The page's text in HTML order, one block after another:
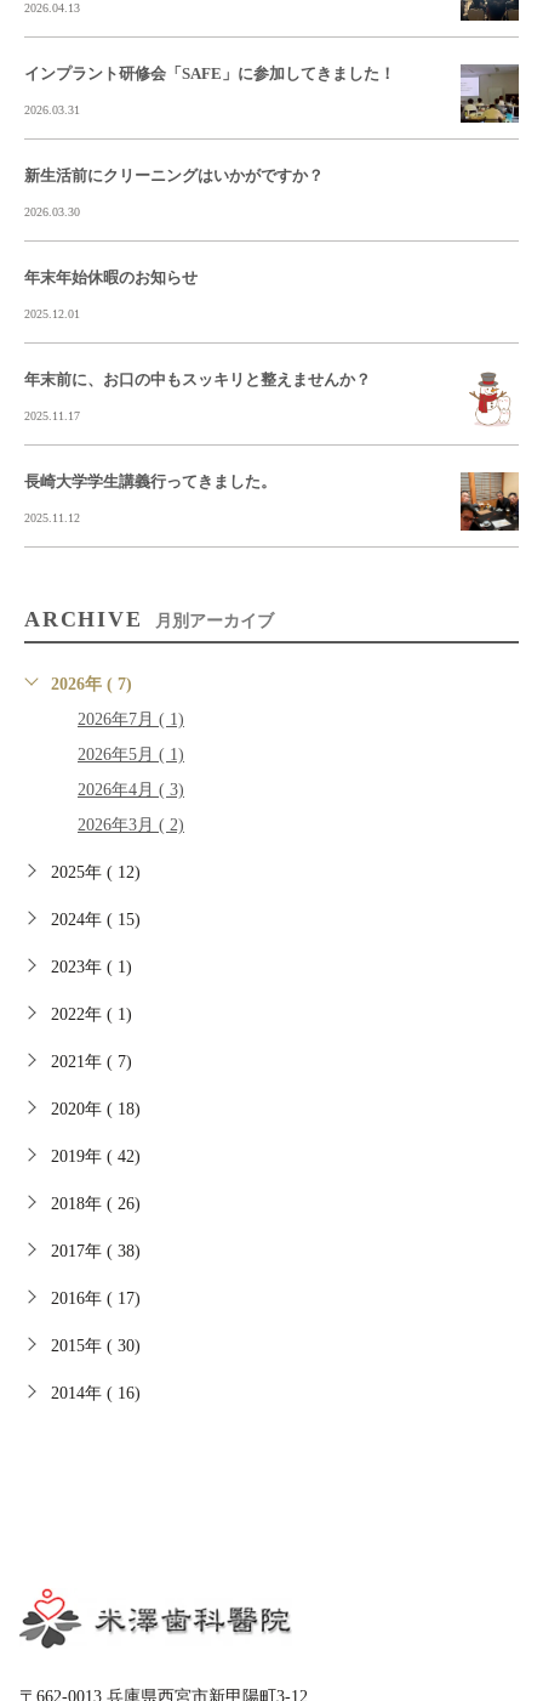
2026.04.13
インプラント研修会「SAFE」に参加してきました！
2026.03.31
新生活前にクリーニングはいかがですか？
2026.03.30
年末年始休暇のお知らせ
2025.12.01
年末前に、お口の中もスッキリと整えませんか？
2025.11.17
長崎大学学生講義行ってきました。
2025.11.12
ARCHIVE 月別アーカイブ
2026年 ( 7)
2026年7月 ( 1)
2026年5月 ( 1)
2026年4月 ( 3)
2026年3月 ( 2)
2025年 ( 12)
2024年 ( 15)
2023年 ( 1)
2022年 ( 1)
2021年 ( 7)
2020年 ( 18)
2019年 ( 42)
2018年 ( 26)
2017年 ( 38)
2016年 ( 17)
2015年 ( 30)
2014年 ( 16)
〒662-0013 兵庫県西宮市新甲陽町3-12